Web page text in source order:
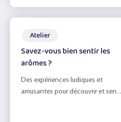
Atelier
Savez-vous bien sentir les
arômes ?
Des expériences ludiques et
amusantes pour découvrir et sentir